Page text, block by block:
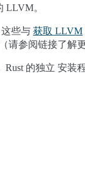
LLVM。
些与 获取 LLVM
请参阅链接了解
、Rust 的独立 安